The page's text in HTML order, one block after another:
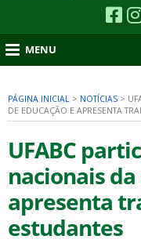
MENU
PÁGINA INICIAL > NOTÍCIAS >
DE EDUCAÇÃO E APRESENTA
UFABC
nacionais
apresenta
estudantes